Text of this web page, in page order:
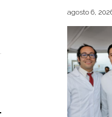
agosto 6,